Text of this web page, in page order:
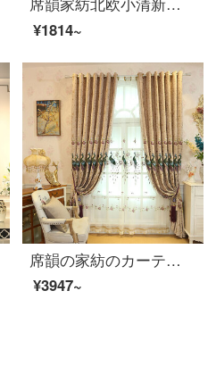
¥1814~
席韻の家紡のカーテンの寝室のカーテンの民族風のクジャクの雪の尼爾と窓のカーテンの注文して作らせます。幅1メートル*高さ2.7メートルの単価(ナノリング)は高くなります。
¥3947~